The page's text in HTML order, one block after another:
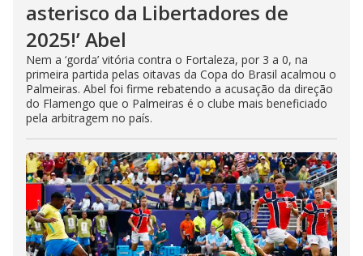
asterisco da Libertadores de
2025!’ Abel
Nem a ‘gorda’ vitória contra o Fortaleza, por 3 a 0, na
primeira partida pelas oitavas da Copa do Brasil acalmou o
Palmeiras. Abel foi firme rebatendo a acusação da direção
do Flamengo que o Palmeiras é o clube mais beneficiado
pela arbitragem no país.